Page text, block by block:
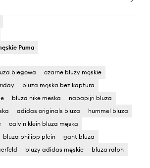
Puma
biegowa
czarne bluzy męskie
bluza męska bez kaptura
bluza nike meska
napapijri bluza
adidas originals bluza
hummel bluza
calvin klein bluza męska
bluza philipp plein
gant bluza
bluzy adidas męskie
bluza ralph